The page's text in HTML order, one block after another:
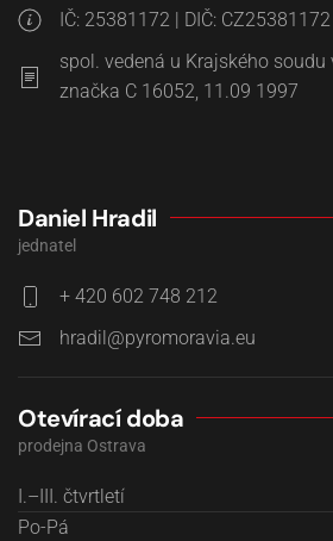
IČ: 25381172 | DIČ: CZ25381172
spol. vedená u Krajského soudu
značka C 16052, 11.09 1997
Daniel Hradil
jednatel
+ 420 602 748 212
hradil@pyromoravia.eu
Otevírací doba
prodejna Ostrava
I.–III. čtvrtletí
Po-Pá